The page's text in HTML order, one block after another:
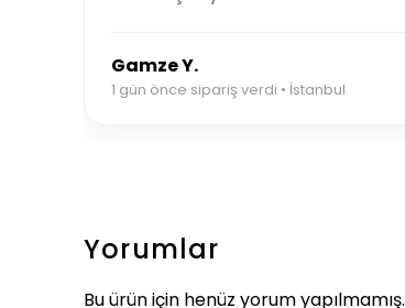
Gamze Y.
1 gün önce sipariş verdi • İstanbul
Yorumlar
Bu ürün için henüz yorum yapılmamış.